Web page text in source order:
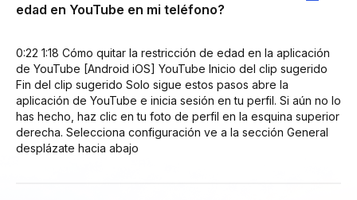
edad en YouTube en mi teléfono?
0:22 1:18 Cómo quitar la restricción de edad en la aplicación
de YouTube [Android iOS] YouTube Inicio del clip sugerido
Fin del clip sugerido Solo sigue estos pasos abre la
aplicación de YouTube e inicia sesión en tu perfil. Si aún no lo
has hecho, haz clic en tu foto de perfil en la esquina superior
derecha. Selecciona configuración ve a la sección General
desplázate hacia abajo